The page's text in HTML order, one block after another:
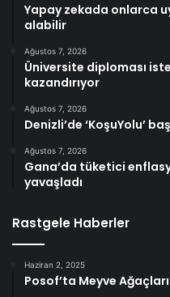
Yapay zekada onlarca
alabilir
Ağustos 7, 2026
Üniversite diploması
kazandırıyor
Ağustos 7, 2026
Denizli’de ‘KoşuYolu’
Ağustos 7, 2026
Gana’da tüketici
yavaşladı
Rastgele Haberler
Haziran 2, 2025
Posof’ta Meyve